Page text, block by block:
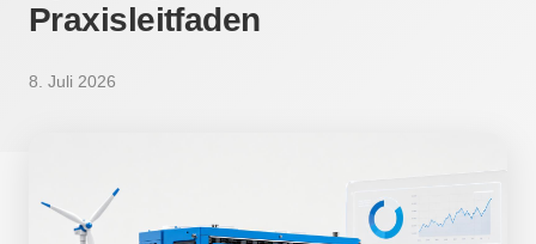
Praxisleitfaden
8. Juli 2026